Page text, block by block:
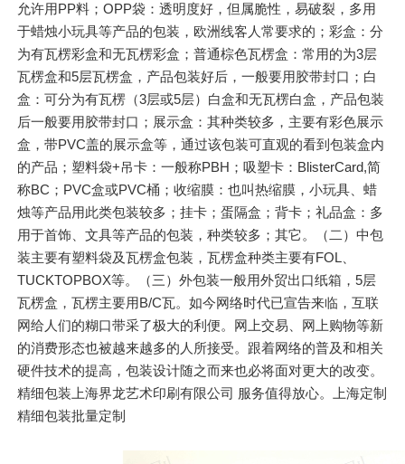
允许用PP料；OPP袋：透明度好，但属脆性，易破裂，多用
于蜡烛小玩具等产品的包装，欧洲线客人常要求的；彩盒：分
为有瓦楞彩盒和无瓦楞彩盒；普通棕色瓦楞盒：常用的为3层
瓦楞盒和5层瓦楞盒，产品包装好后，一般要用胶带封口；白
盒：可分为有瓦楞（3层或5层）白盒和无瓦楞白盒，产品包装
后一般要用胶带封口；展示盒：其种类较多，主要有彩色展示
盒，带PVC盖的展示盒等，通过该包装可直观的看到包装盒内
的产品；塑料袋+吊卡：一般称PBH；吸塑卡：BlisterCard,简
称BC；PVC盒或PVC桶；收缩膜：也叫热缩膜，小玩具、蜡
烛等产品用此类包装较多；挂卡；蛋隔盒；背卡；礼品盒：多
用于首饰、文具等产品的包装，种类较多；其它。（二）中包
装主要有塑料袋及瓦楞盒包装，瓦楞盒种类主要有FOL、
TUCKTOPBOX等。（三）外包装一般用外贸出口纸箱，5层
瓦楞盒，瓦楞主要用B/C瓦。如今网络时代已宣告来临，互联
网给人们的糊口带采了极大的利便。网上交易、网上购物等新
的消费形态也被越来越多的人所接受。跟着网络的普及和相关
硬件技术的提高，包装设计随之而来也必将面对更大的改变。
精细包装上海界龙艺术印刷有限公司 服务值得放心。上海定制
精细包装批量定制